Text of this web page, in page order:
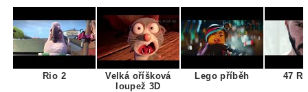
Rio 2
Velká oříšková
loupež 3D
Lego příběh 47